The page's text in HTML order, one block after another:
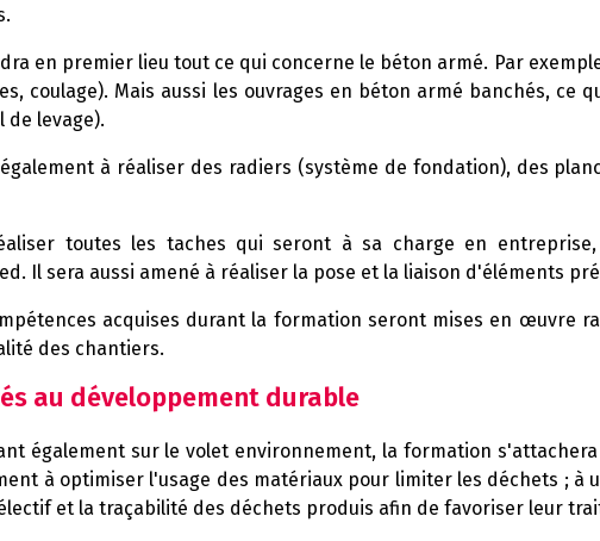
en premier lieu tout ce qui concerne le béton armé. Par
coulage). Mais aussi les ouvrages en béton armé banchés,
de levage).
à réaliser des radiers (système de fondation), des
toutes les taches qui seront à sa charge en
Il sera aussi amené à réaliser la pose et la liaison d'éléments
acquises durant la formation seront mises en œuvre
des chantiers.
au développement durable
également sur le volet environnement, la formation
à optimiser l'usage des matériaux pour limiter les déchets ;
et la traçabilité des déchets produis afin de favoriser leur